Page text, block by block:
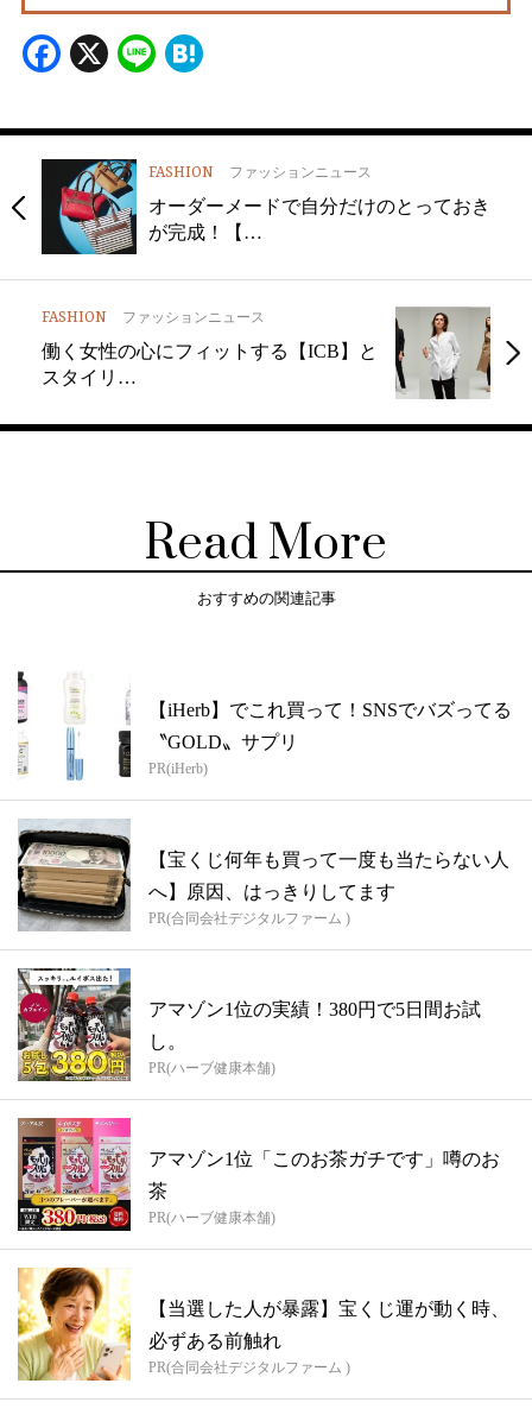
Facebook
X Line
FASHION ファッションニュース
オーダーメードで自分だけのとっておき
が完成！【…
FASHION ファッションニュース
働く女性の心にフィットする【ICB】と
スタイリ…
Read More
おすすめの関連記事
【iHerb】でこれ買って！SNSでバズってる
〝GOLD〟サプリ
PR(iHerb)
【宝くじ何年も買って一度も当たらない人
へ】原因、はっきりしてます
PR(合同会社デジタルファーム )
アマゾン1位の実績！380円で5日間お試
し。
PR(ハーブ健康本舗)
アマゾン1位「このお茶ガチです」噂のお
茶
PR(ハーブ健康本舗)
【当選した人が暴露】宝くじ運が動く時、
必ずある前触れ
PR(合同会社デジタルファーム )